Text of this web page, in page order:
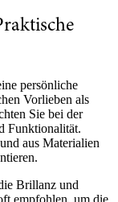
persönliche
Vorlieben als
Sie bei der
Funktionalität.
aus Materialien
Brillanz und
empfohlen, um die